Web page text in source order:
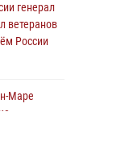
генерал
ветеранов
России
Маре